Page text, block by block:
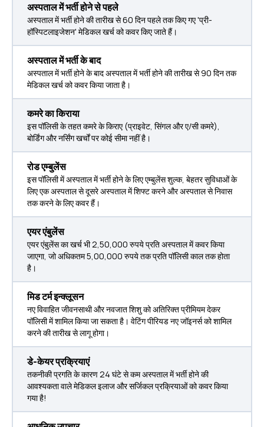
अस्पताल में भर्ती होने से पहले
अस्पताल में भर्ती होने की तारीख से 60 दिन पहले तक किए गए 'प्री-
हॉस्पिटलाइजेशन' मेडिकल खर्च को कवर किए जाते हैं।
अस्पताल में भर्ती के बाद
अस्‍पताल में भर्ती होने के बाद अस्‍पताल में भर्ती होने की तारीख से 90 दिन तक
मेडिकल खर्च को कवर किया जाता है।
कमरे का किराया
इस पॉलिसी के तहत कमरे के किराए (प्राइवेट, सिंगल और ए/सी कमरे),
बोर्डिंग और नर्सिंग खर्चों पर कोई सीमा नहीं है।
रोड एम्बुलेंस
इस पॉलिसी में अस्पताल में भर्ती होने के लिए एम्बुलेंस शुल्क, बेहतर सुविधाओं के
लिए एक अस्पताल से दूसरे अस्पताल में शिफ्ट करने और अस्पताल से निवास
तक करने के लिए कवर हैं।
एयर एंबुलेंस
एयर एंबुलेंस का खर्च भी 2,50,000 रुपये प्रति अस्पताल में कवर किया
जाएगा, जो अधिकतम 5,00,000 रुपये तक प्रति पॉलिसी काल तक होता
है।
मिड टर्म इन्क्लूसन
नए विवाहित जीवनसाथी और नवजात शिशु को अतिरिक्त प्रीमियम देकर
पॉलिसी में शामिल किया जा सकता है। वेटिंग पीरियड नए जॉइनर्स को शामिल
करने की तारीख से लागू होगा।
डे-केयर प्रक्रियाएं
तकनीकी प्रगति के कारण 24 घंटे से कम अस्पताल में भर्ती होने की
आवश्यकता वाले मेडिकल इलाज और सर्जिकल प्रक्रियाओं को कवर किया
गया है!